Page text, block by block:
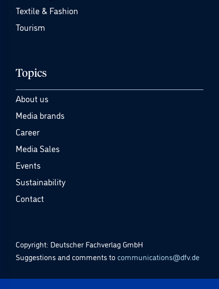
Textile & Fashion
Tourism
Topics
About us
Media brands
Career
Media Sales
Events
Sustainability
Contact
Copyright: Deutscher Fachverlag GmbH
Suggestions and comments to communications@dfv.de